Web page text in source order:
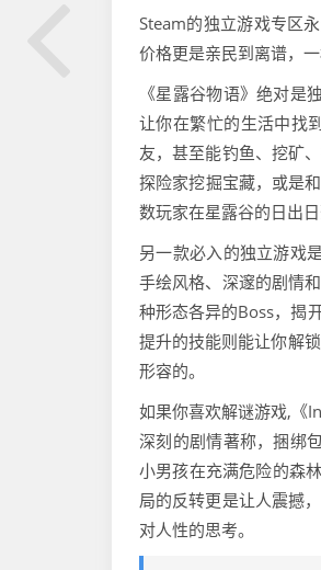
Steam的独立游戏专区
价格更是亲民到离谱，
《星露谷物语》绝对
让你在繁忙的生活中找
友，甚至能钓鱼、挖矿
探险家挖掘宝藏，或是
数玩家在星露谷的日出
另一款必入的独立游戏
手绘风格、深邃的剧情
种形态各异的Boss，揭
提升的技能则能让你解
形容的。
如果你喜欢解谜游戏,《
深刻的剧情著称，捆绑
小男孩在充满危险的森
局的反转更是让人震撼
对人性的思考。